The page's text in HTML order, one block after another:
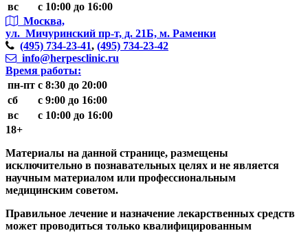
вс
с 10:00 до 16:00
Москва,
ул. Мичуринский пр-т, д. 21Б, м. Раменки
(495) 734-23-41, (495) 734-23-42
info@herpesclinic.ru
Время работы:
пн-пт с 8:30 до 20:00
сб
с 9:00 до 16:00
вс
с 10:00 до 16:00
18+
Материалы на данной странице, размещены
исключительно в познавательных целях и не является
научным материалом или профессиональным
медицинским советом.
Правильное лечение и назначение лекарственных средств
может проводиться только квалифицированным